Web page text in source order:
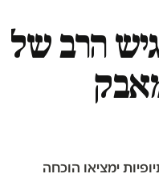
הרב של
אתיופיות ימציאו הוכחה